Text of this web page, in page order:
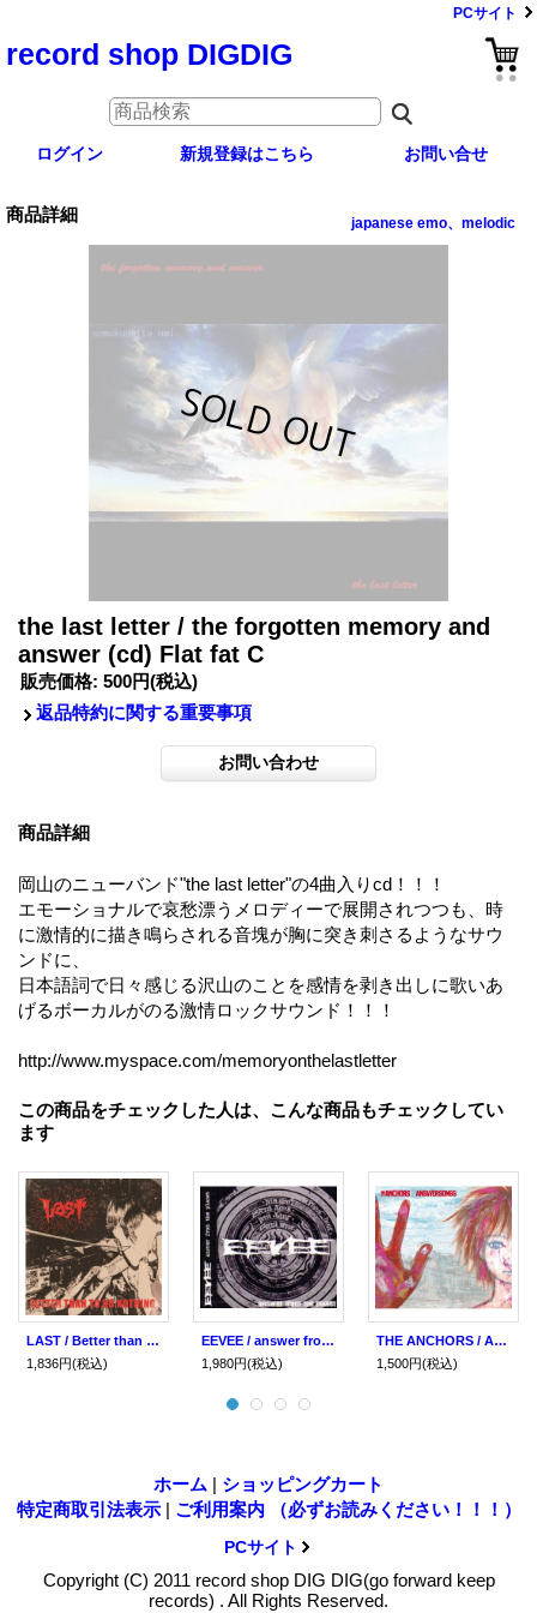
PCサイト
record shop DIGDIG
ログイン 新規登録はこちら お問い合せ
商品詳細 japanese emo、melodic
the last letter / the forgotten memory and
answer (cd) Flat fat C
販売価格: 500円(税込)
返品特約に関する重要事項
商品詳細
岡山のニューバンド"the last letter"の4曲入りcd！！！
エモーショナルで哀愁漂うメロディーで展開されつつも、時
に激情的に描き鳴らされる音塊が胸に突き刺さるようなサウ
ンドに、
日本語詞で日々感じる沢山のことを感情を剥き出しに歌いあ
げるボーカルがのる激情ロックサウンド！！！
http://www.myspace.com/memoryonthelastletter
この商品をチェックした人は、こんな商品もチェックしてい
ます
LAST / Better than to do nothing (cd) Break the records
1,836円(税込)
EEVEE / answer from the planet (cd) 男道
1,980円(税込)
THE ANCHORS / Answer songs (cd) Impulse
1,500円(税込)
ホーム | ショッピングカート
特定商取引法表示 | ご利用案内 （必ずお読みください！！！）
PCサイト
Copyright (C) 2011 record shop DIG DIG(go forward keep
records) . All Rights Reserved.